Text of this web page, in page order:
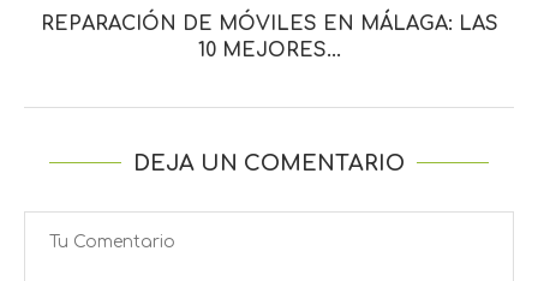
REPARACIÓN DE MÓVILES EN MÁLAGA: LAS
10 MEJORES...
DEJA UN COMENTARIO